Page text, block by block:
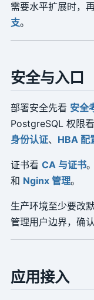
需要水平扩展时，
支。
安全与入口
部署安全先看 安全
PostgreSQL 权限看
身份认证、 HBA 配
证书看 CA 与证书
和 Nginx 管理。
生产环境至少要改
管理用户边界，确
应用接入